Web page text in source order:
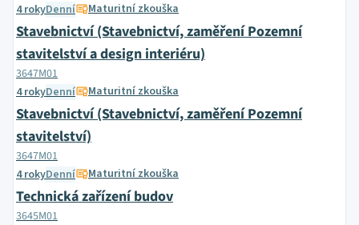
4 rokyDenní Maturitní zkouška
Stavebnictví (Stavebnictví, zaměření Pozemní
stavitelství a design interiéru)
3647M01
4 rokyDenní Maturitní zkouška
Stavebnictví (Stavebnictví, zaměření Pozemní
stavitelství)
3647M01
4 rokyDenní Maturitní zkouška
Technická zařízení budov
3645M01